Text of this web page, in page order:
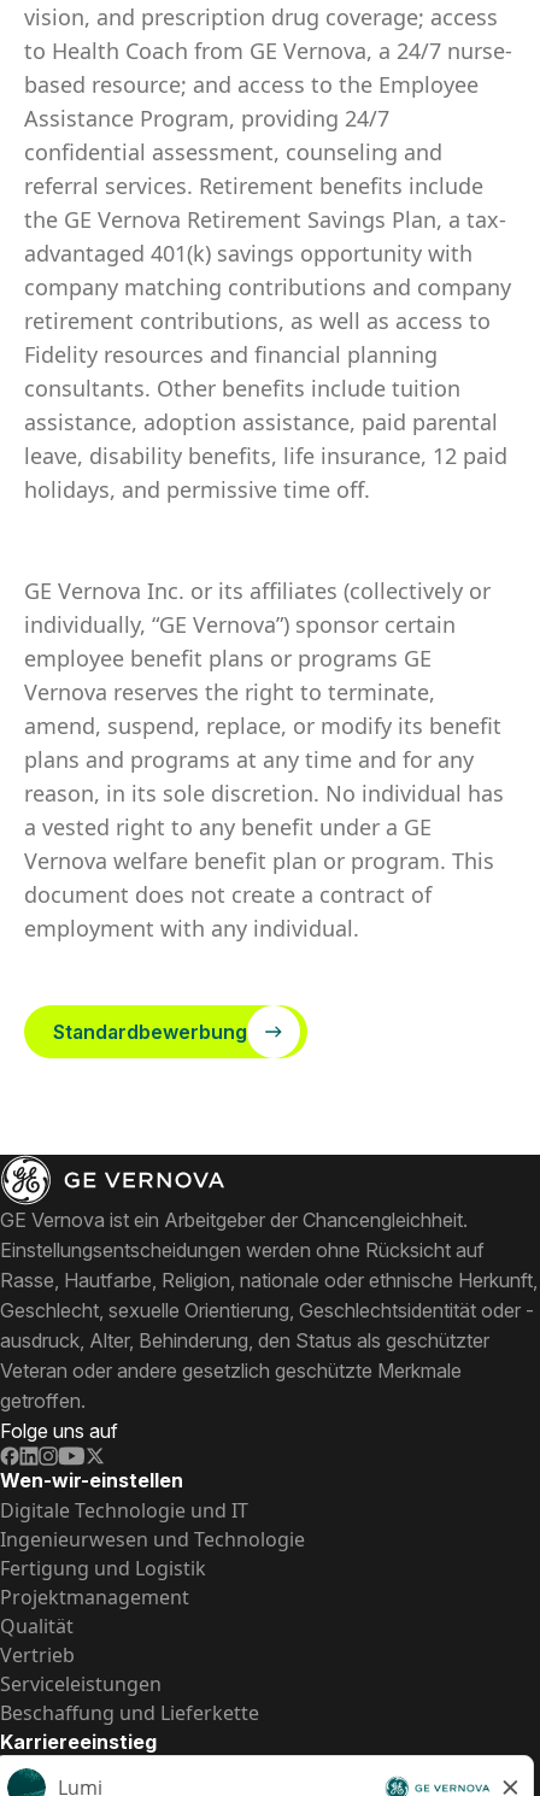
vision, and prescription drug coverage; access
to Health Coach from GE Vernova, a 24/7 nurse-
based resource; and access to the Employee
Assistance Program, providing 24/7
confidential assessment, counseling and
referral services. Retirement benefits include
the GE Vernova Retirement Savings Plan, a tax-
advantaged 401(k) savings opportunity with
company matching contributions and company
retirement contributions, as well as access to
Fidelity resources and financial planning
consultants. Other benefits include tuition
assistance, adoption assistance, paid parental
leave, disability benefits, life insurance, 12 paid
holidays, and permissive time off.
GE Vernova Inc. or its affiliates (collectively or
individually, “GE Vernova”) sponsor certain
employee benefit plans or programs GE
Vernova reserves the right to terminate,
amend, suspend, replace, or modify its benefit
plans and programs at any time and for any
reason, in its sole discretion. No individual has
a vested right to any benefit under a GE
Vernova welfare benefit plan or program. This
document does not create a contract of
employment with any individual.
Standardbewerbung
GE Vernova ist ein Arbeitgeber der Chancengleichheit.
Einstellungsentscheidungen werden ohne Rücksicht auf
Rasse, Hautfarbe, Religion, nationale oder ethnische Herkunft,
Geschlecht, sexuelle Orientierung, Geschlechtsidentität oder -
ausdruck, Alter, Behinderung, den Status als geschützter
Veteran oder andere gesetzlich geschützte Merkmale
getroffen.
Folge uns auf
Wen-wir-einstellen
Digitale Technologie und IT
Ingenieurwesen und Technologie
Fertigung und Logistik
Projektmanagement
Qualität
Vertrieb
Serviceleistungen
Beschaffung und Lieferkette
Karriereeinstieg
Praktika